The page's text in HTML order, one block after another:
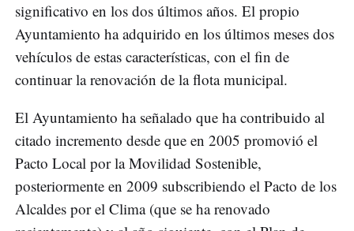
significativo en los dos últimos años. El propio
Ayuntamiento ha adquirido en los últimos meses dos
vehículos de estas características, con el fin de
continuar la renovación de la flota municipal.
El Ayuntamiento ha señalado que ha contribuido al
citado incremento desde que en 2005 promovió el
Pacto Local por la Movilidad Sostenible,
posteriormente en 2009 subscribiendo el Pacto de los
Alcaldes por el Clima (que se ha renovado